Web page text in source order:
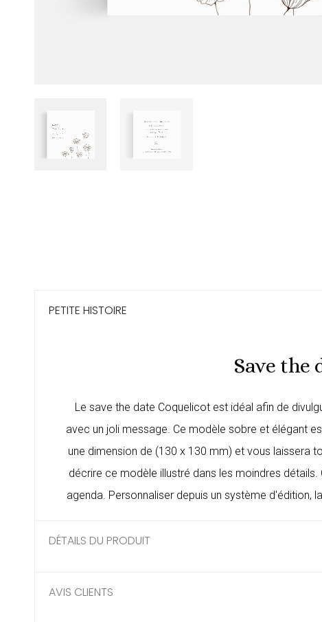
PETITE HISTOIRE
Save the
Le save the date Coquelicot est idéal afin de
avec un joli message. Ce modèle sobre et élégant
une dimension de (130 x 130 mm) et vous laissera
décrire ce modèle illustré dans les moindres
agenda. Personnaliser depuis un système d'édition,
DÉTAILS DU PRODUIT
AVIS CLIENTS